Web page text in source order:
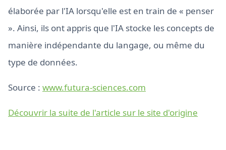
élaborée par l'IA lorsqu'elle est en train de « penser
». Ainsi, ils ont appris que l'IA stocke les concepts de
manière indépendante du langage, ou même du
type de données.
Source : www.futura-sciences.com
Découvrir la suite de l'article sur le site d'origine